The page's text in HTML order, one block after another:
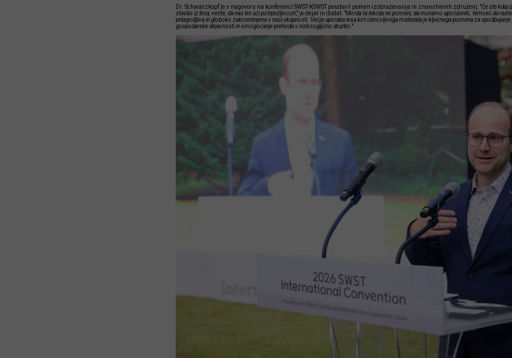
Dr. Schwarzkopf je v nagovoru na konferenci SWST-KSWST poudaril pomen izobraževanja in znanstvenih združenj: "Če ste kdaj
stavbo iz lesa, veste, da nas les uči potrpežljivosti," je dejal in dodal: "Morda ta lekcija ne pomeni, da moramo upočasniti, temveč da
prilagodljiva in globoko zakoreninjena v naši skupnosti. Večja uporaba lesa kot obnovljivega materiala je ključnega pomena za
gospodarske dejavnosti in omogočanje prehoda v nizkoogljično družbo ."